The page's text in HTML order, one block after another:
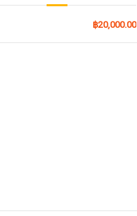
฿20,000.00